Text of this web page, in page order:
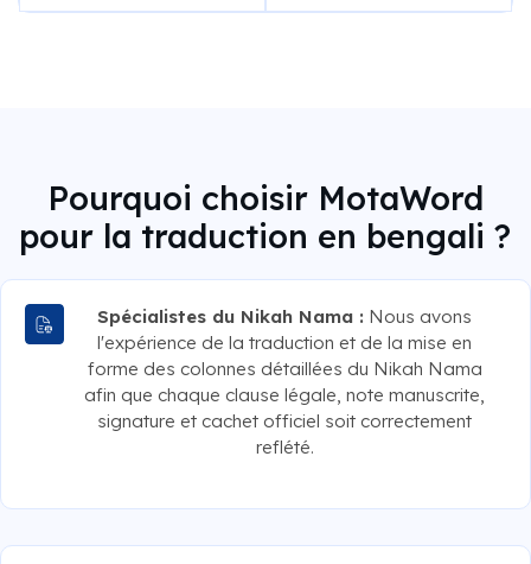
Pourquoi choisir MotaWord
pour la traduction en bengali ?
Spécialistes du Nikah Nama : Nous avons
l'expérience de la traduction et de la mise en
forme des colonnes détaillées du Nikah Nama
afin que chaque clause légale, note manuscrite,
signature et cachet officiel soit correctement
reflété.